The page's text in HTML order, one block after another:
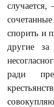
спорить и
другие
ради